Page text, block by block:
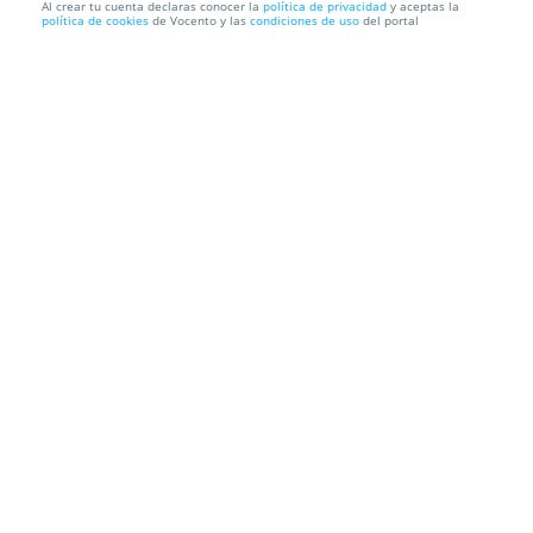
Ofertas en Gafas graduadas o de sol y protección
Al crear tu cuenta declaras conocer la política de privacidad y aceptas la
política de cookies de Vocento y las condiciones de uso del portal